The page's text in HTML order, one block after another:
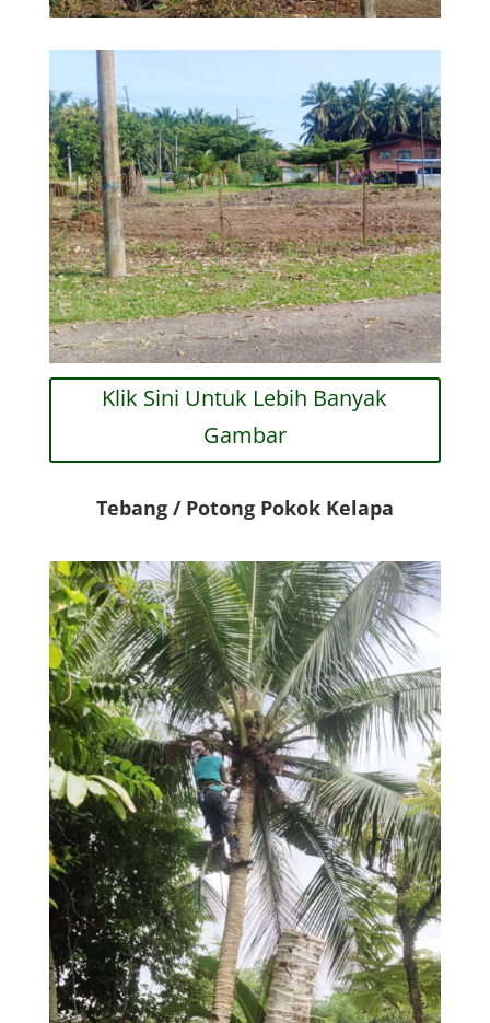
Klik Sini Untuk Lebih Banyak
Gambar
Tebang / Potong Pokok Kelapa